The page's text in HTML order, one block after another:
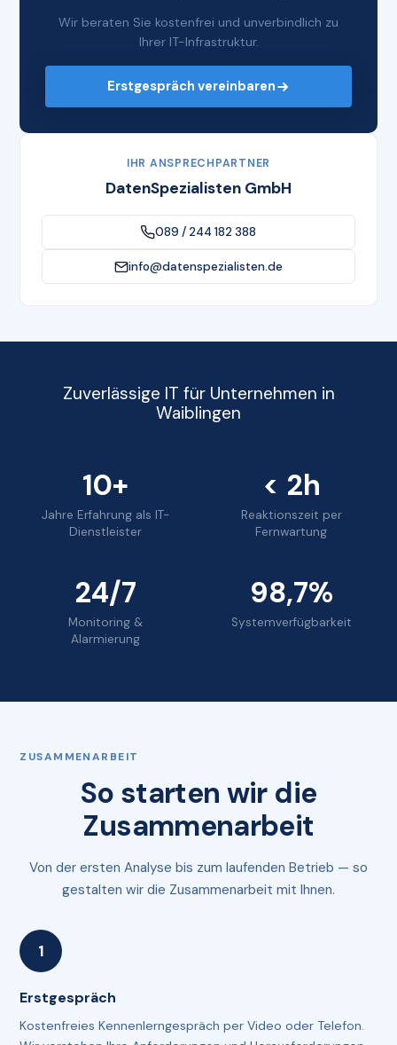
Wir beraten Sie kostenfrei und unverbindlich zu
Ihrer IT-Infrastruktur.
Erstgespräch vereinbaren
IHR ANSPRECHPARTNER
DatenSpezialisten GmbH
089 / 244 182 388
info@datenspezialisten.de
Zuverlässige IT für Unternehmen in
Waiblingen
10+
Jahre Erfahrung als IT-
Dienstleister
< 2h
Reaktionszeit per
Fernwartung
24/7
Monitoring &
Alarmierung
98,7%
Systemverfügbarkeit
ZUSAMMENARBEIT
So starten wir die
Zusammenarbeit
Von der ersten Analyse bis zum laufenden Betrieb — so
gestalten wir die Zusammenarbeit mit Ihnen.
Erstgespräch
Kostenfreies Kennenlerngespräch per Video oder Telefon.